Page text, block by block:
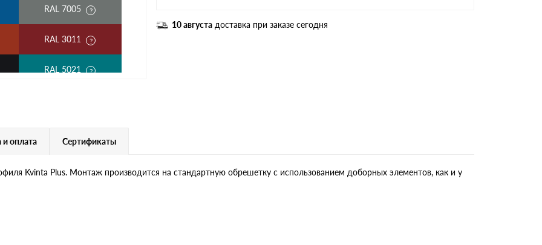
RAL 7005
RAL 3011
RAL 5021
10 августа доставка при заказе сегодня
и оплата Сертификаты
Kvinta Plus. Монтаж производится на стандартную обрешетку с использованием доборных элементов, как и у